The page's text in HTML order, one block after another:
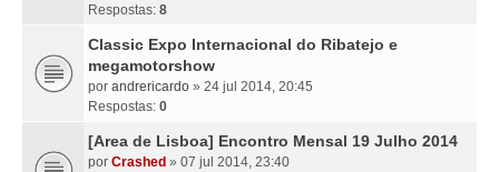
Respostas: 8
Classic Expo Internacional do Ribatejo e
megamotorshow
por andrericardo » 24 jul 2014, 20:45
Respostas: 0
[Area de Lisboa] Encontro Mensal 19 Julho 2014
por Crashed » 07 jul 2014, 23:40